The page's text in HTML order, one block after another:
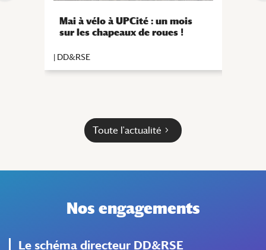
Mai à vélo à UPCité : un mois
sur les chapeaux de roues !
| DD&RSE
Toute l'actualité
Nos engagements
Le schéma directeur DD&RSE